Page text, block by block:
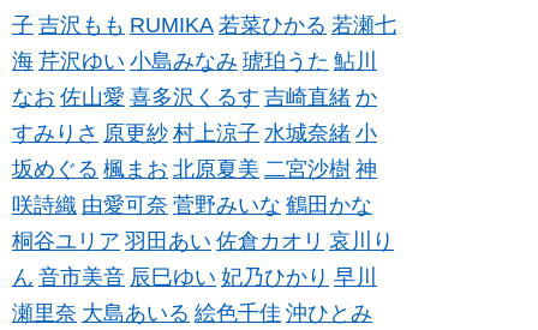
子 吉沢もも RUMIKA 若菜ひかる 若瀬七
海 芹沢ゆい 小島みなみ 琥珀うた 鮎川
なお 佐山愛 喜多沢くるす 吉崎直緒 か
すみりさ 原更紗 村上涼子 水城奈緒 小
坂めぐる 楓まお 北原夏美 二宮沙樹 神
咲詩織 由愛可奈 菅野みいな 鶴田かな
桐谷ユリア 羽田あい 佐倉カオリ 哀川り
ん 音市美音 辰巳ゆい 妃乃ひかり 早川
瀬里奈 大島あいる 絵色千佳 沖ひとみ